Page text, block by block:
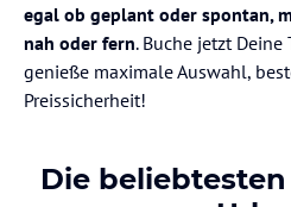
egal ob geplant oder spontan,
nah oder fern. Buche jetzt
genieße maximale Auswahl,
Preissicherheit!
Die